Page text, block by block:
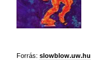
Forrás: slowblow.uw.hu